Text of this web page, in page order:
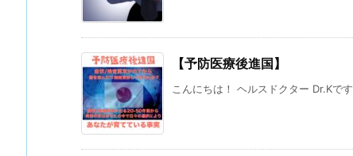
【予防医療後進国】
こんにちは！ ヘルスドクター Dr.Kです